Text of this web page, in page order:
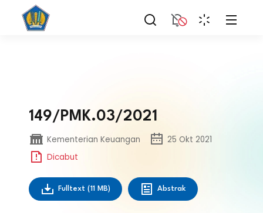
149/PMK.03/2021
Kementerian Keuangan
25 Okt 2021
Dicabut
Fulltext (11 MB) Abstrak